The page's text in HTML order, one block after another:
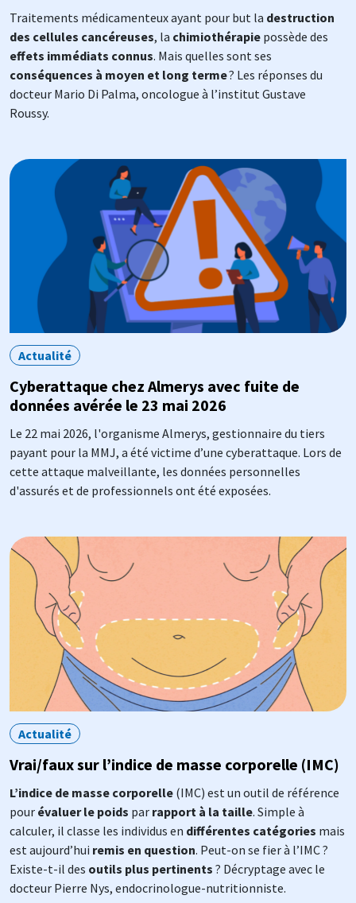
Traitements médicamenteux ayant pour but la destruction
des cellules cancéreuses, la chimiothérapie possède des
effets immédiats connus. Mais quelles sont ses
conséquences à moyen et long terme? Les réponses du
docteur Mario Di Palma, oncologue à l’institut Gustave
Roussy.
Image
Actualité
Cyberattaque chez Almerys avec fuite de
données avérée le 23 mai 2026
Le 22 mai 2026, l'organisme Almerys, gestionnaire du tiers
payant pour la MMJ, a été victime d’une cyberattaque. Lors de
cette attaque malveillante, les données personnelles
d'assurés et de professionnels ont été exposées.
Image
Actualité
Vrai/faux sur l’indice de masse corporelle (IMC)
L’indice de masse corporelle (IMC) est un outil de référence
pour évaluer le poids par rapport à la taille. Simple à
calculer, il classe les individus en différentes catégories mais
est aujourd’hui remis en question. Peut-on se fier à l’IMC ?
Existe-t-il des outils plus pertinents ? Décryptage avec le
docteur Pierre Nys, endocrinologue-nutritionniste.